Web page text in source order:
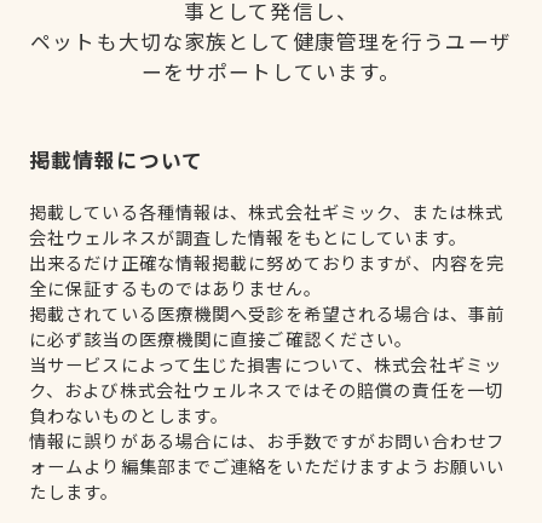
事として発信し、
ペットも大切な家族として健康管理を行うユーザ
ーをサポートしています。
掲載情報について
掲載している各種情報は、株式会社ギミック、または株式
会社ウェルネスが調査した情報をもとにしています。
出来るだけ正確な情報掲載に努めておりますが、内容を完
全に保証するものではありません。
掲載されている医療機関へ受診を希望される場合は、事前
に必ず該当の医療機関に直接ご確認ください。
当サービスによって生じた損害について、株式会社ギミッ
ク、および株式会社ウェルネスではその賠償の責任を一切
負わないものとします。
情報に誤りがある場合には、お手数ですがお問い合わせフ
ォームより編集部までご連絡をいただけますようお願いい
たします。